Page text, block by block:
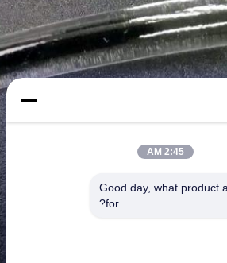
2:45 AM
Good day, what product
for?